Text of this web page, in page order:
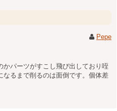
Pepe
パーツがすこし飛び出しており咥
なるまで削るのは面倒です。個体差